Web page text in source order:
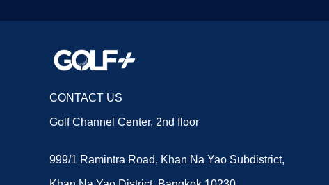
CONTACT US
Golf Channel Center, 2nd floor
999/1 Ramintra Road, Khan Na Yao Subdistrict,